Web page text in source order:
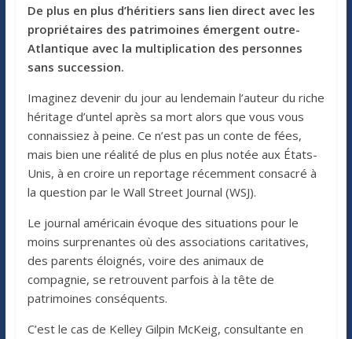
De plus en plus d’héritiers sans lien direct avec les
propriétaires des patrimoines émergent outre-
Atlantique avec la multiplication des personnes
sans succession.
Imaginez devenir du jour au lendemain l’auteur du riche
héritage d’untel après sa mort alors que vous vous
connaissiez à peine. Ce n’est pas un conte de fées,
mais bien une réalité de plus en plus notée aux États-
Unis, à en croire un reportage récemment consacré à
la question par le Wall Street Journal (WSJ).
Le journal américain évoque des situations pour le
moins surprenantes où des associations caritatives,
des parents éloignés, voire des animaux de
compagnie, se retrouvent parfois à la tête de
patrimoines conséquents.
C’est le cas de Kelley Gilpin McKeig, consultante en